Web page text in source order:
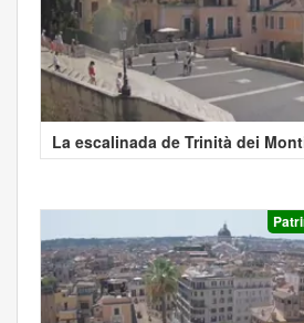
La escalinada de Trinità dei